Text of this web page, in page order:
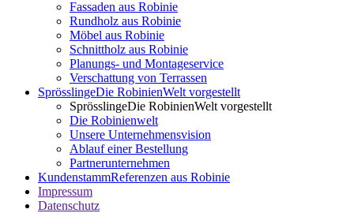
Fassaden aus Robinie
Rundholz aus Robinie
Möbel aus Robinie
Schnittholz aus Robinie
Planungs- und Montageservice
Verschattung von Terrassen
SprösslingeDie RobinienWelt vorgestellt
SprösslingeDie RobinienWelt vorgestellt
Die Robinienwelt
Unsere Unternehmensvision
Ablauf einer Bestellung
Partnerunternehmen
KundenstammReferenzen aus Robinie
Impressum
Datenschutz